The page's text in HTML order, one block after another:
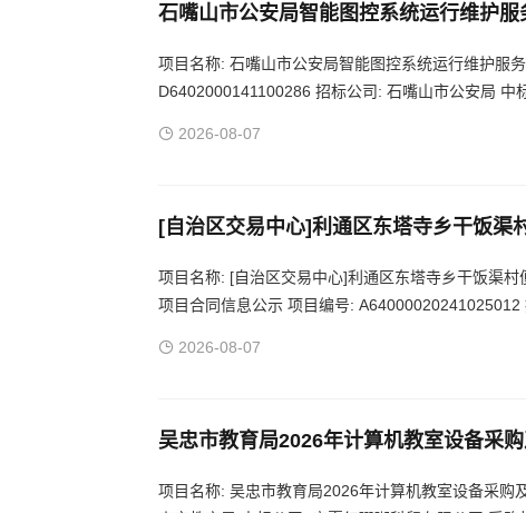
石嘴山市公安局智能图控系统运行维护
项目名称: 石嘴山市公安局智能图控系统运行维护服
D6402000141100286 招标公司: 石嘴山市公安局 中
2026-08-07
[自治区交易中心]利通区东塔寺乡干饭渠
项目名称: [自治区交易中心]利通区东塔寺乡干饭渠
项目合同信息公示 项目编号: A64000020241025012
2026-08-07
吴忠市教育局2026年计算机教室设备采
项目名称: 吴忠市教育局2026年计算机教室设备采